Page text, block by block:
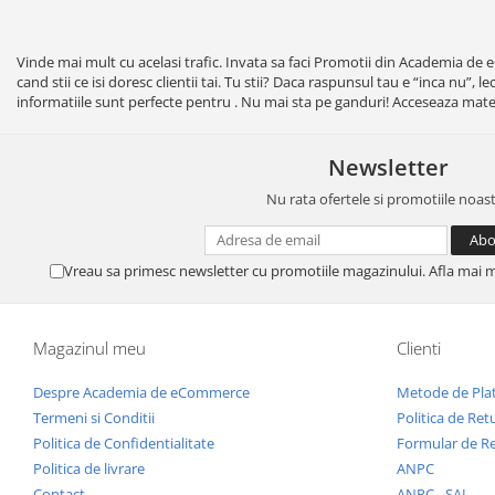
Vinde mai mult cu acelasi trafic. Invata sa faci Promotii din Academia
cand stii ce isi doresc clientii tai. Tu stii? Daca raspunsul tau e “inca
informatiile sunt perfecte pentru . Nu mai sta pe ganduri! Acceseaza
Newsletter
Nu rata ofertele si promotiile
Vreau sa primesc newsletter cu promotiile magazinului. Afla mai
Magazinul meu
Despre Academia de eCommerce
Termeni si Conditii
Politica de Confidentialitate
Politica de livrare
Clienti
Metode de
Politica de
Formular de
ANPC